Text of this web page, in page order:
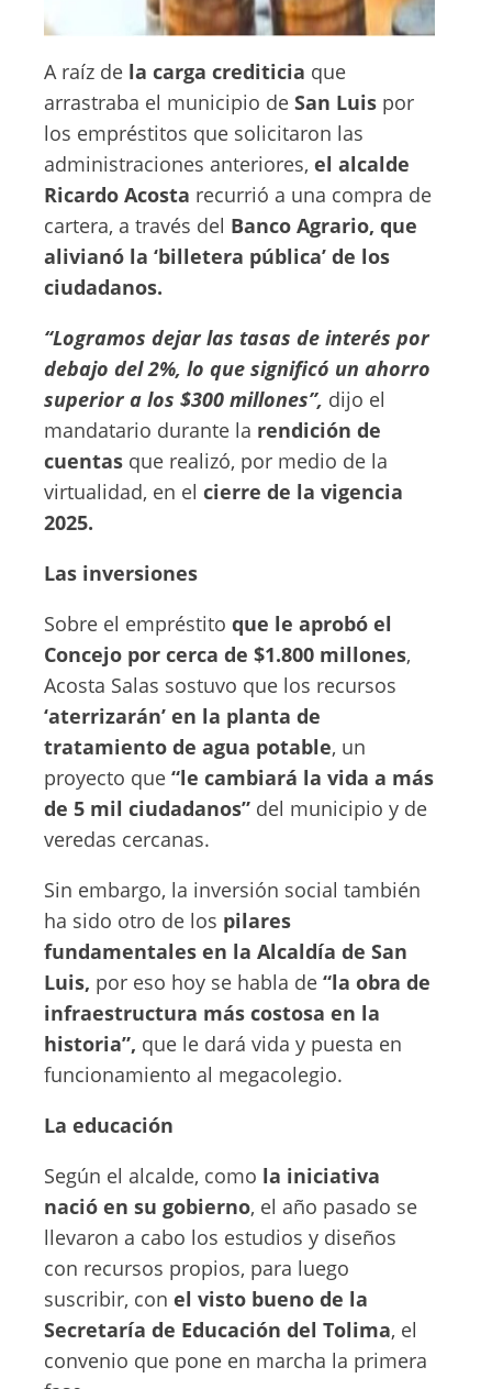
A raíz de la carga crediticia que
arrastraba el municipio de San Luis por
los empréstitos que solicitaron las
administraciones anteriores, el alcalde
Ricardo Acosta recurrió a una compra de
cartera, a través del Banco Agrario, que
alivianó la ‘billetera pública’ de los
ciudadanos.
“Logramos dejar las tasas de interés por
debajo del 2%, lo que significó un ahorro
superior a los $300 millones”, dijo el
mandatario durante la rendición de
cuentas que realizó, por medio de la
virtualidad, en el cierre de la vigencia
2025.
Las inversiones
Sobre el empréstito que le aprobó el
Concejo por cerca de $1.800 millones,
Acosta Salas sostuvo que los recursos
‘aterrizarán’ en la planta de
tratamiento de agua potable, un
proyecto que “le cambiará la vida a más
de 5 mil ciudadanos” del municipio y de
veredas cercanas.
Sin embargo, la inversión social también
ha sido otro de los pilares
fundamentales en la Alcaldía de San
Luis, por eso hoy se habla de “la obra de
infraestructura más costosa en la
historia”, que le dará vida y puesta en
funcionamiento al megacolegio.
La educación
Según el alcalde, como la iniciativa
nació en su gobierno, el año pasado se
llevaron a cabo los estudios y diseños
con recursos propios, para luego
suscribir, con el visto bueno de la
Secretaría de Educación del Tolima, el
convenio que pone en marcha la primera